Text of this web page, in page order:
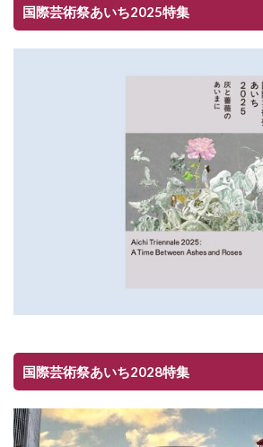
国際芸術祭あいち2025特集
国際芸術祭あいち2028特集